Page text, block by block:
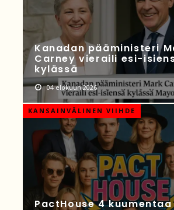
Kanadan pääministeri
Carney vieraili esi-
kylässä
04 elokuun 2026
KANSAINVÄLINEN VIIHDE
PactHouse 4